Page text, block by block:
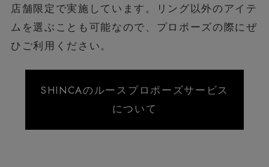
店舗限定で実施しています。リング以外のアイテ
ムを選ぶことも可能なので、プロポーズの際にぜ
ひご利用ください。
SHINCAのルースプロポーズサービス
について